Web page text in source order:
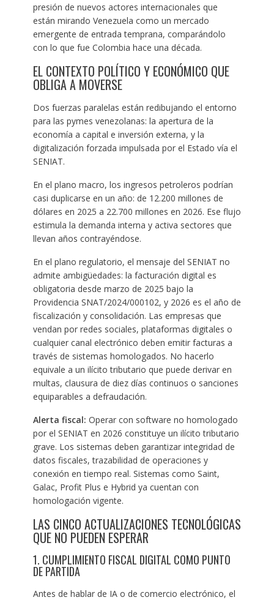
presión de nuevos actores internacionales que
están mirando Venezuela como un mercado
emergente de entrada temprana, comparándolo
con lo que fue Colombia hace una década.
EL CONTEXTO POLÍTICO Y ECONÓMICO QUE
OBLIGA A MOVERSE
Dos fuerzas paralelas están redibujando el entorno
para las pymes venezolanas: la apertura de la
economía a capital e inversión externa, y la
digitalización forzada impulsada por el Estado vía el
SENIAT.
En el plano macro, los ingresos petroleros podrían
casi duplicarse en un año: de 12.200 millones de
dólares en 2025 a 22.700 millones en 2026. Ese flujo
estimula la demanda interna y activa sectores que
llevan años contrayéndose.
En el plano regulatorio, el mensaje del SENIAT no
admite ambigüedades: la facturación digital es
obligatoria desde marzo de 2025 bajo la
Providencia SNAT/2024/000102, y 2026 es el año de
fiscalización y consolidación. Las empresas que
vendan por redes sociales, plataformas digitales o
cualquier canal electrónico deben emitir facturas a
través de sistemas homologados. No hacerlo
equivale a un ilícito tributario que puede derivar en
multas, clausura de diez días continuos o sanciones
equiparables a defraudación.
Alerta fiscal: Operar con software no homologado
por el SENIAT en 2026 constituye un ilícito tributario
grave. Los sistemas deben garantizar integridad de
datos fiscales, trazabilidad de operaciones y
conexión en tiempo real. Sistemas como Saint,
Galac, Profit Plus e Hybrid ya cuentan con
homologación vigente.
LAS CINCO ACTUALIZACIONES TECNOLÓGICAS
QUE NO PUEDEN ESPERAR
1. CUMPLIMIENTO FISCAL DIGITAL COMO PUNTO
DE PARTIDA
Antes de hablar de IA o de comercio electrónico, el